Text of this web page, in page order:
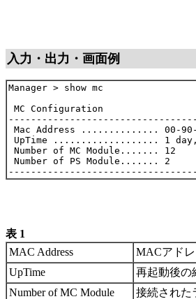
入力・出力・画面例
Manager > show mc
MC Configuration
Mac Address .............. 00-90-
UpTime ................... 1 day,
Number of MC Module....... 12
Number of PS Module....... 2
表 1
MAC Address
MACアドレ
UpTime
再起動後の
Number of MC Module
接続された